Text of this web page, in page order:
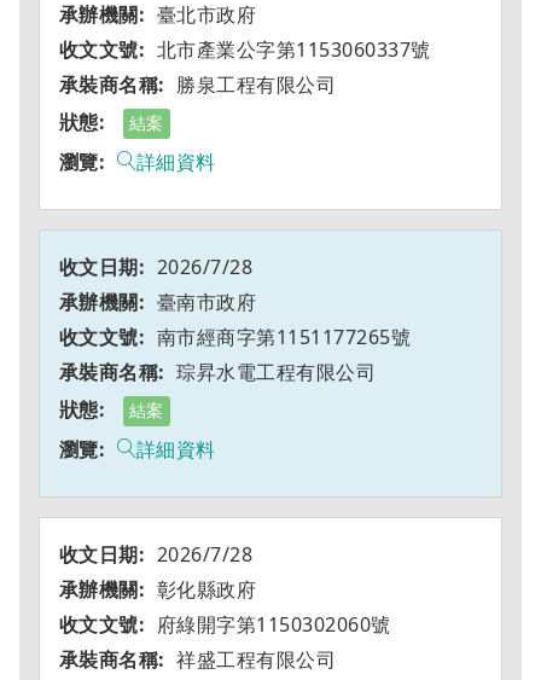
臺北市政府
北市產業公字第1153060337號
勝泉工程有限公司
結案
詳細資料
2026/7/28
臺南市政府
南市經商字第1151177265號
琮昇水電工程有限公司
結案
詳細資料
2026/7/28
彰化縣政府
府綠開字第1150302060號
祥盛工程有限公司